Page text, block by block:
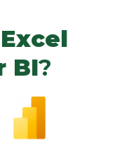
Excel
BI?